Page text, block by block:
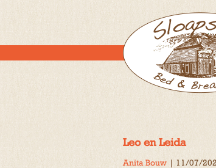
Leo en Leida
Anita Bouw | 11/07/